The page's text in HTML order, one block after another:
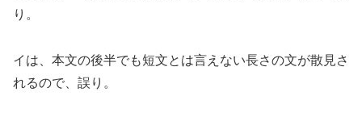
り。
イは、本文の後半でも短文とは言えない長さの文が散見さ
れるので、誤り。